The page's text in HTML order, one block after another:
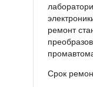
ремонт
Срок